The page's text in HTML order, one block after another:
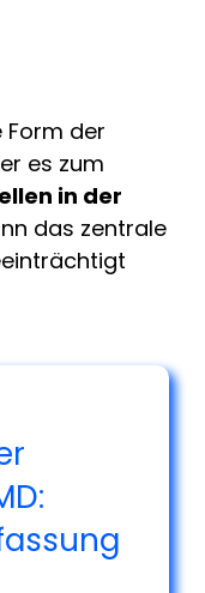
Form der
es zum
in der
das zentrale